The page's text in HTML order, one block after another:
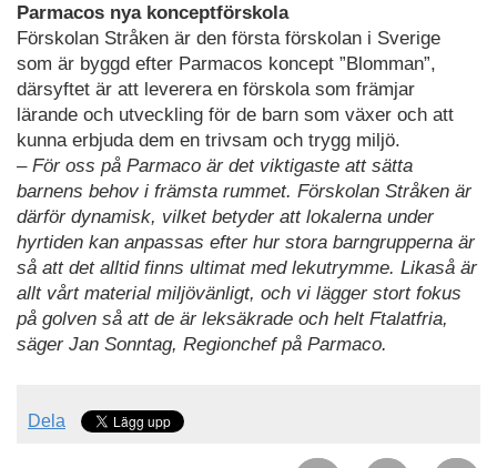
Parmacos nya konceptförskola
Förskolan Stråken är den första förskolan i Sverige
som är byggd efter Parmacos koncept ”Blomman”,
därsyftet är att leverera en förskola som främjar
lärande och utveckling för de barn som växer och att
kunna erbjuda dem en trivsam och trygg miljö.
– För oss på Parmaco är det viktigaste att sätta
barnens behov i främsta rummet. Förskolan Stråken är
därför dynamisk, vilket betyder att lokalerna under
hyrtiden kan anpassas efter hur stora barngrupperna är
så att det alltid finns ultimat med lekutrymme. Likaså är
allt vårt material miljövänligt, och vi lägger stort fokus
på golven så att de är leksäkrade och helt Ftalatfria,
säger Jan Sonntag, Regionchef på Parmaco.
Dela